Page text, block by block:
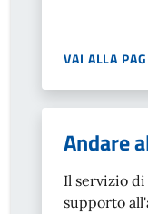
VAI ALLA
Andare
Il servizio di
supporto